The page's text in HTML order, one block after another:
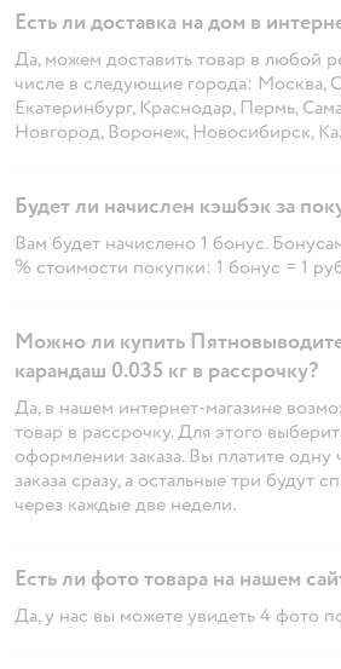
Есть ли доставка на дом в
Да, можем доставить товар в любой
числе в следующие города: Москва,
Екатеринбург, Краснодар, Пермь,
Новгород, Воронеж, Новосибирск,
Будет ли начислен кэшбэк за
Вам будет начислено 1 бонус.
% стоимости покупки: 1 бонус = 1
Можно ли купить
карандаш 0.035 кг в рассрочку?
Да, в нашем интернет-магазине
товар в рассрочку. Для этого
оформлении заказа. Вы платите одну
заказа сразу, а остальные три будут
через каждые две недели.
Есть ли фото товара на нашем
Да, у нас вы можете увидеть 4 фото